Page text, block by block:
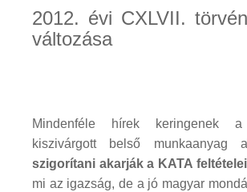
2012. évi CXLVII.
változása
Mindenféle hírek keringenek
kiszivárgott belső munkaanyag
szigorítani akarják a KATA
mi az igazság, de a jó magyar